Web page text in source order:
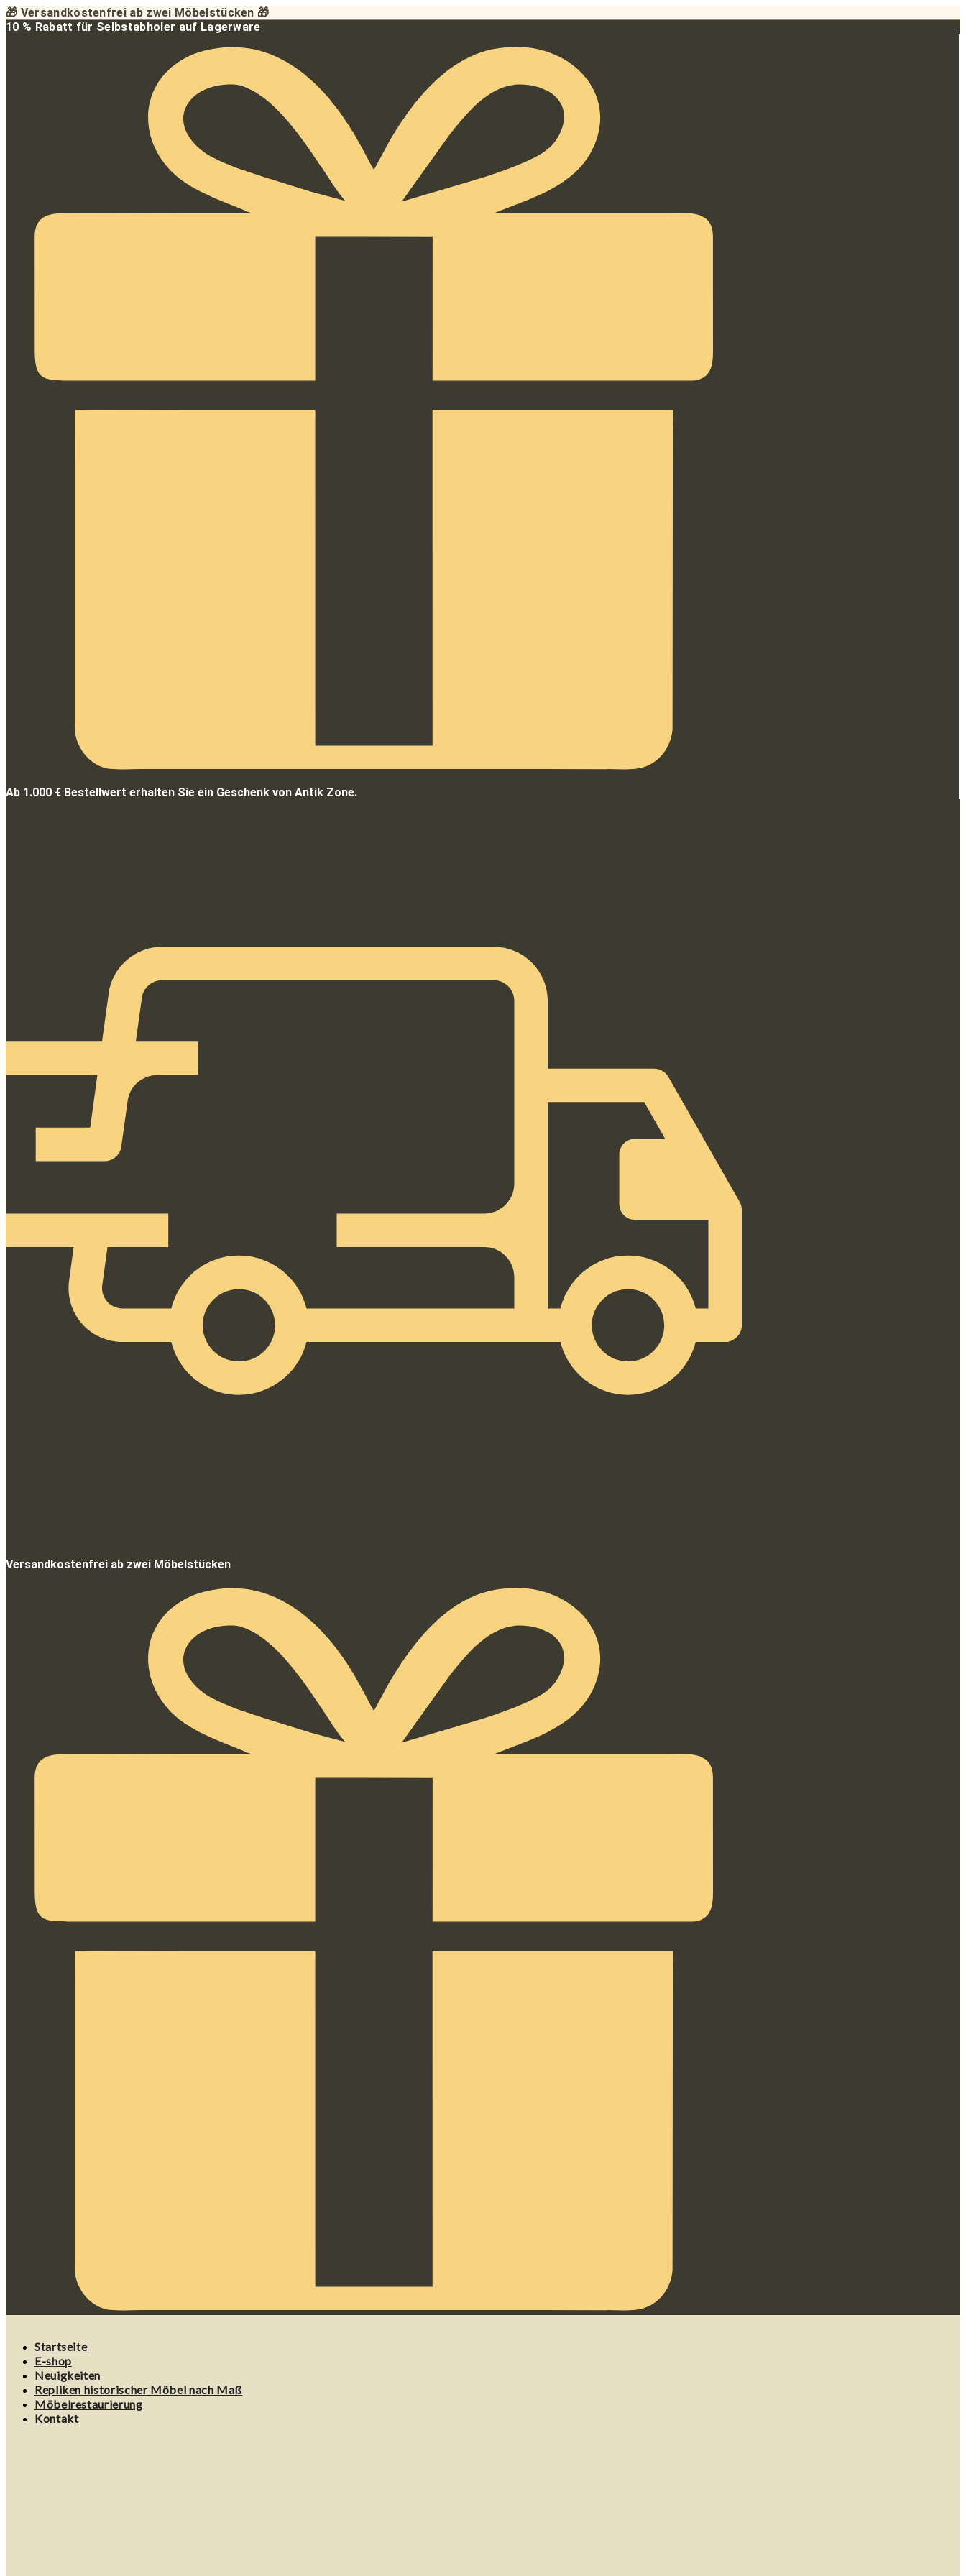
Zum
Inhalt
🎁 Versandkostenfrei ab zwei Möbelstücken 🎁
10 % Rabatt für Selbstabholer auf Lagerware
Ab 1.000 € Bestellwert erhalten Sie ein Geschenk von Antik Zone.
Versandkostenfrei ab zwei Möbelstücken
Startseite
E-shop
Neuigkeiten
Repliken historischer Möbel nach Maß
Möbelrestaurierung
Kontakt